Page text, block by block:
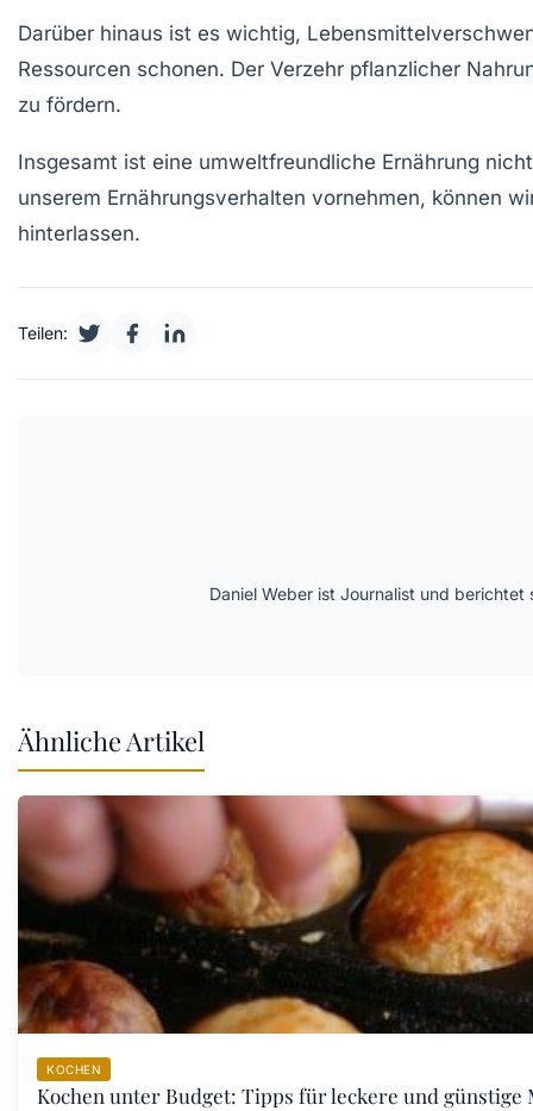
Darüber hinaus ist es wichtig,
Ressourcen schonen. Der Verzehr pflanzlicher
zu fördern.
Insgesamt ist eine umweltfreundliche Ernährung
unserem Ernährungsverhalten vornehmen, können
hinterlassen.
Teilen:
Daniel Weber ist Journalist und
Ähnliche Artikel
KOCHEN
Kochen unter Budget: Tipps für leckere und günstige